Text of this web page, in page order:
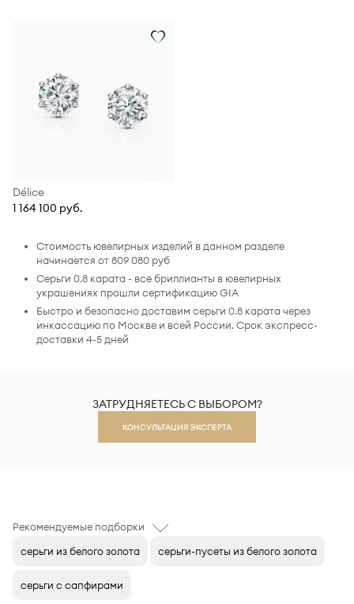
Délice
1 164 100 руб.
Стоимость ювелирных изделий в данном разделе
начинается от 809 080 руб
Серьги 0.8 карата - все бриллианты в ювелирных
украшениях прошли сертификацию GIA
Быстро и безопасно доставим серьги 0.8 карата через
инкассацию по Москве и всей России. Срок экспресс-
доставки 4-5 дней
ЗАТРУДНЯЕТЕСЬ С ВЫБОРОМ?
КОНСУЛЬТАЦИЯ ЭКСПЕРТА
Рекомендуемые подборки
серьги из белого золота
серьги-пусеты из белого золота
серьги с сапфирами